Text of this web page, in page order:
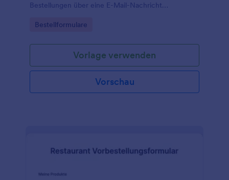
Bestellungen über eine E-Mail-Nachricht
Go to Category:
Bestellformulare
Vorlage verwenden
Vorschau